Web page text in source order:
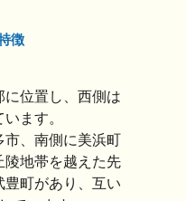
徴
位置し、西側は
ます。
市、南側に美浜町
陵地帯を越えた先
豊町があり、互い